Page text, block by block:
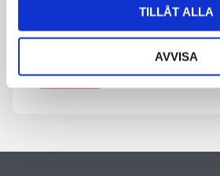
TILLÅT ALLA
AVVISA